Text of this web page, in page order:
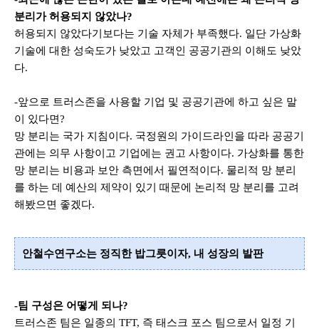
분리가 허용되지 않았나?
허용되지 않았다기보다는 기술 자체가 부족했다. 일단 가상화
기술에 대한 성숙도가 낮았고 고객인 공공기관의 이해도 낮았
다.
-앞으로 트러스존을 사용할 기업 및 공공기관에 하고 싶은 말
이 있다면?
망 분리는 국가 지침이다. 국정원의 가이드라인을 따라 공공기
관에는 의무 사항이고 기업에는 권고 사항이다. 가상화를 통한
망 분리는 비용과 보안 측면에서 필연적이다. 물리적 망 분리
를 하는 데 예산의 제약이 있기 때문에 논리적 망 분리를 고려
해봤으면 좋겠다.
안철수연구소는 정직한 밥그릇이자, 내 성장의 발판
-팀 구성은 어떻게 되나?
트러스존 팀은 일종의 TFT, 즉 태스크 포스 팀으로서 일정 기